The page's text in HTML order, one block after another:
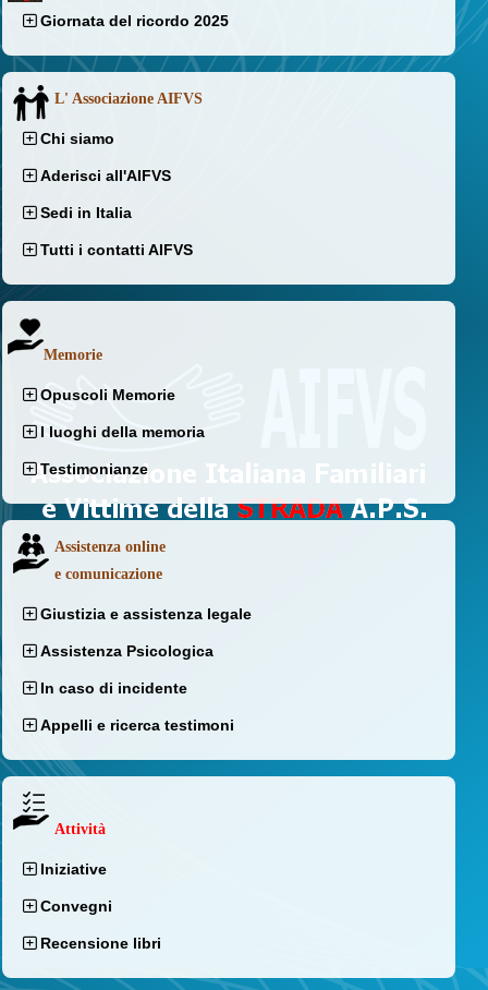
Giornata del ricordo 2025
L' Associazione AIFVS
Chi siamo
Aderisci all'AIFVS
Sedi in Italia
Tutti i contatti AIFVS
Memorie
Opuscoli Memorie
I luoghi della memoria
Testimonianze
Assistenza online
e comunicazione
Giustizia e assistenza legale
Assistenza Psicologica
In caso di incidente
Appelli e ricerca testimoni
Attività
Iniziative
Convegni
Recensione libri